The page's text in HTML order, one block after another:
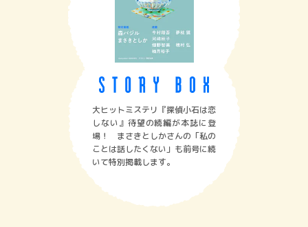
大ヒットミステリ『探偵小石は恋
しない』待望の続編が本誌に登
場！ まさきとしかさんの「私の
ことは話したくない」も前号に続
いて特別掲載します。